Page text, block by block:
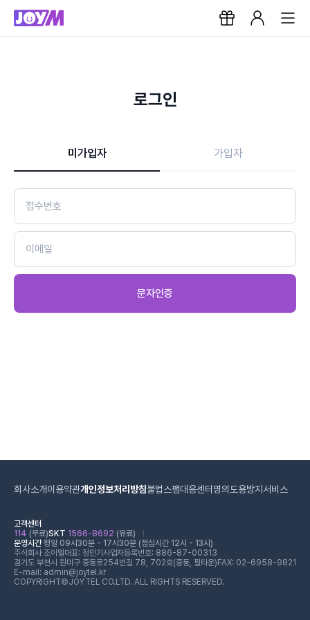
로그인
미가입자 가입자
문자인증
회사소개이용약관개인정보처리방침불법스팸대응센터 명의도용방지서비스
고객센터
114 (무료)SKT 1566-8692 (유료)
운영시간평일 09시30분 - 17시30분 (점심시간 12시 - 13시)
주식회사 조이텔대표: 정민기 사업자등록번호: 886-87-00313
경기도 부천시 원미구 중동로254번길 78, 702호(중동, 필타운) FAX: 02-6958-9821
E-mail: admin@joytel.kr
COPYRIGHT©JOYTEL CO.LTD. ALL RIGHTS RESERVED.